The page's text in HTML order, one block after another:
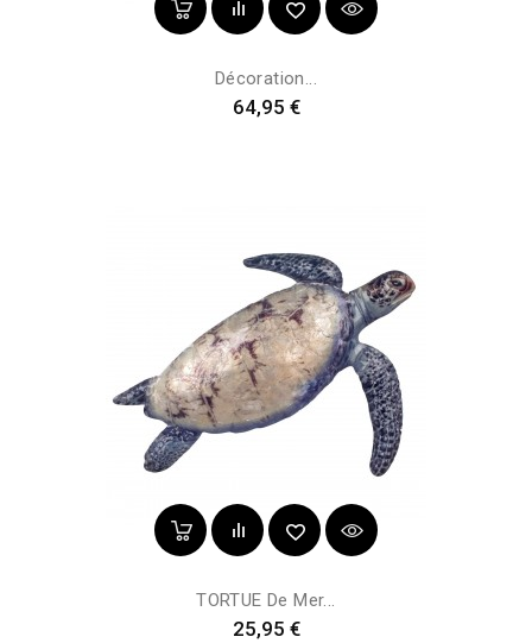
Décoration...
Prix
64,95 €
TORTUE De Mer...
Prix
25,95 €